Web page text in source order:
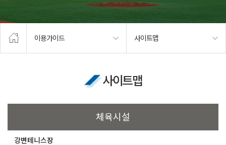
이용가이드 사이트맵
사이트맵
체육시설
강변테니스장